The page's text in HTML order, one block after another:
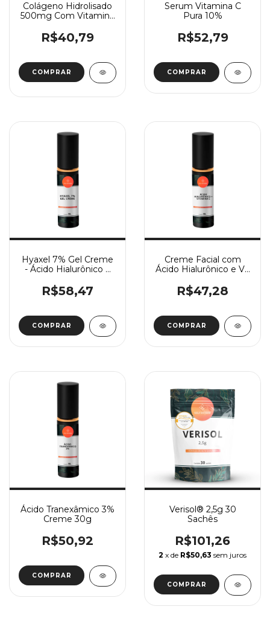
Colágeno Hidrolisado
500mg Com Vitamina
R$40,79
Serum Vitamina C
Pura 10%
R$52,79
COMPRAR
Hyaxel 7% Gel Creme
- Ácido Hialurônico +
R$58,47
COMPRAR
Creme Facial com
Ácido Hialurônico e Vit
R$47,28
COMPRAR
Ácido Tranexâmico 3%
Creme 30g
R$50,92
COMPRAR
Verisol® 2,5g 30
Sachês
R$101,26
2 x de R$50,63 sem juros
COMPRAR